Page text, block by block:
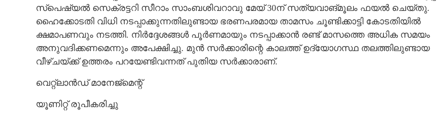
സ്പെഷ്യൽ സെക്രട്ടറി സീറാം സാംബശിവറാവു മേയ് 30ന് സത്യവാങ്മൂലം ഫയൽ ചെയ്തു.
ഹൈക്കോടതി വിധി നടപ്പാക്കുന്നതിലുണ്ടായ ഭരണപരമായ താമസം ചൂണ്ടിക്കാട്ടി കോടതിയിൽ
ക്ഷമാപണവും നടത്തി. നിർദ്ദേശങ്ങൾ പൂർണമായും നടപ്പാക്കാൻ രണ്ട് മാസത്തെ അധിക സമയം
അനുവദിക്കണമെന്നും അപേക്ഷിച്ചു. മുൻ സർക്കാരിന്റെ കാലത്ത് ഉദ്യോഗസ്ഥ തലത്തിലുണ്ടായ
വീഴ്ചയ്ക്ക് ഉത്തരം പറയേണ്ടിവന്നത് പുതിയ സർക്കാരാണ്.
വെറ്റ്‌ലാൻഡ് മാനേജ്മെന്റ്
യൂണിറ്റ് രൂപീകരിച്ചു